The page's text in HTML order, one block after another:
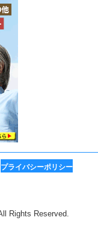
プライバシーポリシー
Rights Reserved.